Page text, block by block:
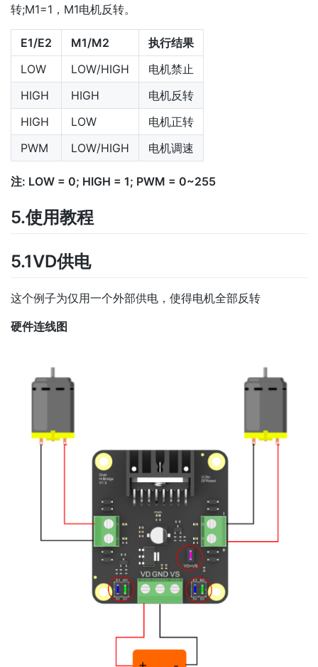
转;M1=1，M1电机反转。
E1/E2 M1/M2
执行结果
LOW
LOW/HIGH
电机禁止
HIGH
HIGH
电机反转
HIGH
LOW
电机正转
PWM
LOW/HIGH 电机调速
注: LOW = 0; HIGH = 1; PWM = 0~255
5.使用教程
5.1VD供电
这个例子为仅用一个外部供电，使得电机全部反转
硬件连线图